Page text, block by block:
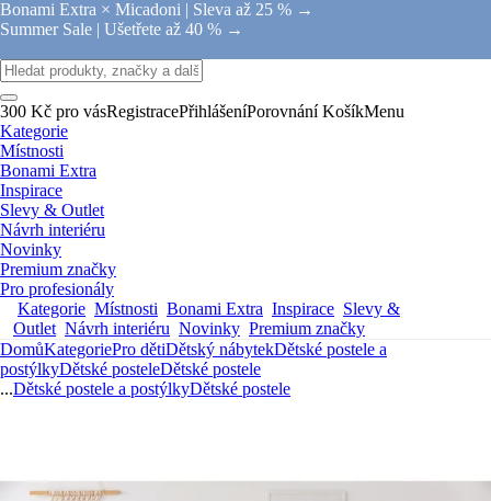
Bonami Extra × Micadoni | Sleva až 25 % →
Summer Sale | Ušetřete až 40 % →
300 Kč pro vásRegistracePřihlášeníPorovnání KošíkMenu
Kategorie
Místnosti
Bonami Extra
Inspirace
Slevy & Outlet
Návrh interiéru
Novinky
Premium značky
Pro profesionály
Kategorie Místnosti Bonami Extra Inspirace Slevy &
Outlet Návrh interiéru Novinky Premium značky
DomůKategoriePro dětiDětský nábytekDětské postele a
postýlkyDětské posteleDětské postele
...Dětské postele a postýlkyDětské postele